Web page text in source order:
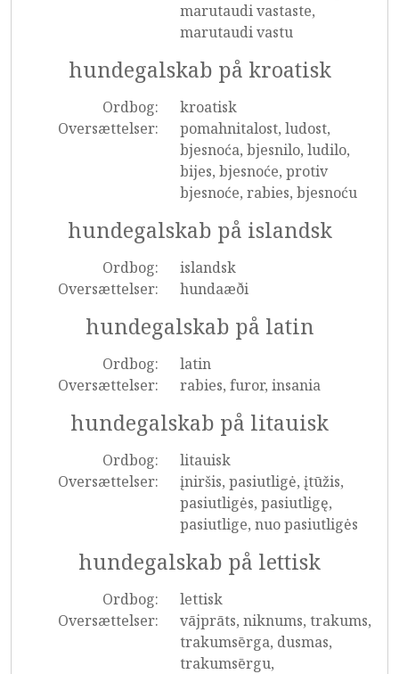
marutaudi vastaste,
marutaudi vastu
hundegalskab på kroatisk
Ordbog:
kroatisk
Oversættelser:
pomahnitalost, ludost,
bjesnoća, bjesnilo, ludilo,
bijes, bjesnoće, protiv
bjesnoće, rabies, bjesnoću
hundegalskab på islandsk
Ordbog:
islandsk
Oversættelser:
hundaæði
hundegalskab på latin
Ordbog:
latin
Oversættelser:
rabies, furor, insania
hundegalskab på litauisk
Ordbog:
litauisk
Oversættelser:
įniršis, pasiutligė, įtūžis,
pasiutligės, pasiutligę,
pasiutlige, nuo pasiutligės
hundegalskab på lettisk
Ordbog:
lettisk
Oversættelser:
vājprāts, niknums, trakums,
trakumsērga, dusmas,
trakumsērgu,